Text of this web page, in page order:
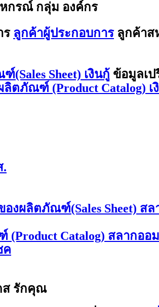
กรณ์ กลุ่ม องค์กร
ร ลูกค้าผู้ประกอบการ ลูกค้าส
Sheet) เงินกู้ ข้อมูลเ
ลิตภัณฑ์ (Product Catalog) เ
.
งผลิตภัณฑ์(Sales Sheet) ส
Catalog) สลากออ
ค
ส รักคุณ